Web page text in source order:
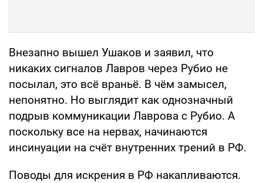
Внезапно вышел Ушаков и заявил, что
никаких сигналов Лавров через Рубио не
посылал, это всё враньё. В чём замысел,
непонятно. Но выглядит как однозначный
подрыв коммуникации Лаврова с Рубио. А
поскольку все на нервах, начинаются
инсинуации на счёт внутренних трений в РФ.
Поводы для искрения в РФ накапливаются.